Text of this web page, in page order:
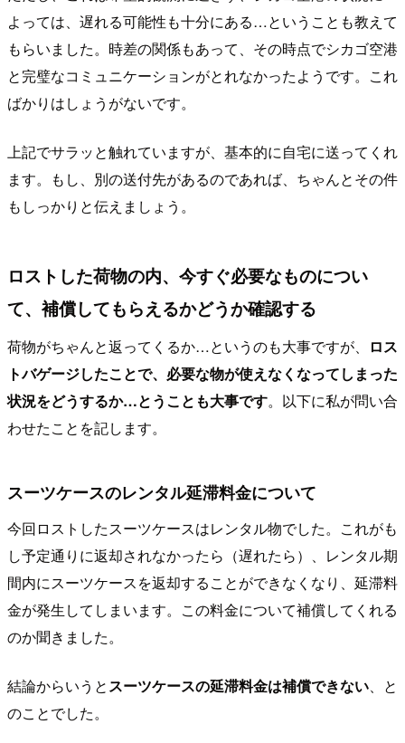
よっては、遅れる可能性も十分にある…ということも教えて
もらいました。時差の関係もあって、その時点でシカゴ空港
と完璧なコミュニケーションがとれなかったようです。これ
ばかりはしょうがないです。
上記でサラッと触れていますが、基本的に自宅に送ってくれ
ます。もし、別の送付先があるのであれば、ちゃんとその件
もしっかりと伝えましょう。
ロストした荷物の内、今すぐ必要なものについ
て、補償してもらえるかどうか確認する
荷物がちゃんと返ってくるか…というのも大事ですが、
ロス
トバゲージしたことで、必要な物が使えなくなってしまった
状況をどうするか…とうことも大事です。以下に私が問い合
わせたことを記します。
スーツケースのレンタル延滞料金について
今回ロストしたスーツケースはレンタル物でした。これがも
し予定通りに返却されなかったら（遅れたら）、レンタル期
間内にスーツケースを返却することができなくなり、延滞料
金が発生してしまいます。この料金について補償してくれる
のか聞きました。
結論からいうとスーツケースの延滞料金は補償できない、と
のことでした。